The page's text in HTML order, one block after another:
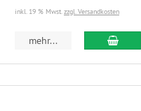
inkl. 19 % Mwst.zzgl. Versandkosten
mehr...